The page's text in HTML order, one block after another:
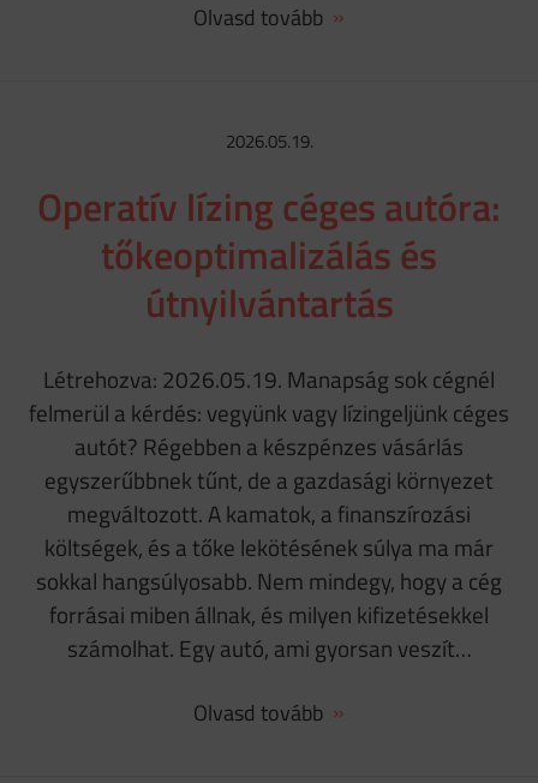
Olvasd tovább
2026.05.19.
Operatív lízing céges autóra:
tőkeoptimalizálás és
útnyilvántartás
Létrehozva: 2026.05.19. Manapság sok cégnél
felmerül a kérdés: vegyünk vagy lízingeljünk céges
autót? Régebben a készpénzes vásárlás
egyszerűbbnek tűnt, de a gazdasági környezet
megváltozott. A kamatok, a finanszírozási
költségek, és a tőke lekötésének súlya ma már
sokkal hangsúlyosabb. Nem mindegy, hogy a cég
forrásai miben állnak, és milyen kifizetésekkel
számolhat. Egy autó, ami gyorsan veszít…
Olvasd tovább